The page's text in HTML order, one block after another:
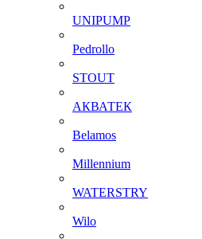
UNIPUMP
Pedrollo
STOUT
АКВАТЕК
Belamos
Millennium
WATERSTRY
Wilo